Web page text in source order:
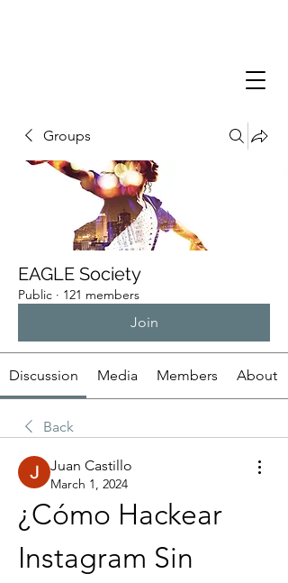
Groups
EAGLE Society
Public · 121 members
Join
Discussion Media Members About
Back
Juan Castillo
March 1, 2024
¿Cómo Hackear
Instagram Sin